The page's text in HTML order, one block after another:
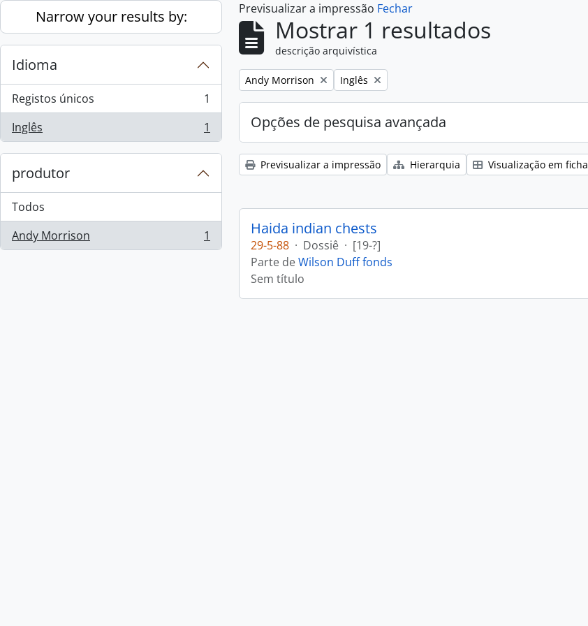
Skip to main content
Narrow your results by:
Idioma
Registos únicos
, 1 resultados
1
Inglês
, 1 resultados 1
produtor
Todos
Andy Morrison
, 1 resultados 1
Previsualizar a impressão Fechar
Mostrar 1 resultados
descrição arquivística
Remove filter:
Andy Morrison Remove filter:
Inglês
Opções de pesquisa avançada
Previsualizar a impressão Hierarquia Visualização em ficha
Haida indian chests
29-5-88 · Dossiê · [19-?]
Parte deWilson Duff fonds
Sem título